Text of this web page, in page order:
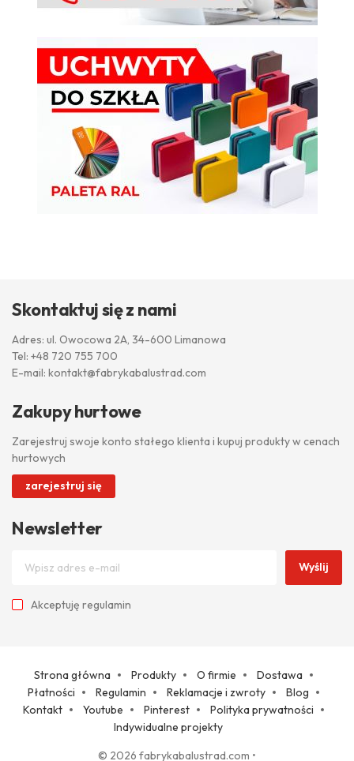
Skontaktuj się z nami
Adres: ul. Owocowa 2A, 34-600 Limanowa
Tel: +48 720 755 700
E-mail: kontakt@fabrykabalustrad.com
Zakupy hurtowe
Zarejestruj swoje konto stałego klienta i kupuj produkty w cenach
hurtowych
zarejestruj się
Newsletter
Wyślij
Akceptuję regulamin
Strona główna Produkty O firmie
Dostawa
Płatności
Regulamin Reklamacje i zwroty
Blog
Kontakt
Youtube Pinterest
Polityka prywatności
Indywidualne projekty
© 2026 fabrykabalustrad.com •